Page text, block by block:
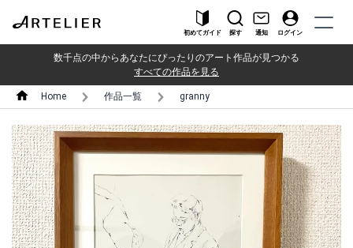
初めてガイド 探す 通知 ログイン
数千点の中からあなたにぴったりのアート作品が見つかる
すべての作品を見る
Home 作品一覧 granny